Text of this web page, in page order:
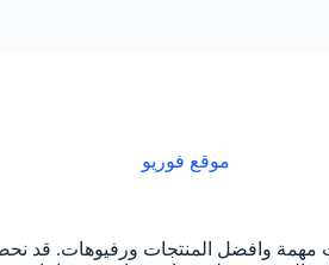
موقع فوريو
مهمة وافضل المنتجات ورفيوهات. قد